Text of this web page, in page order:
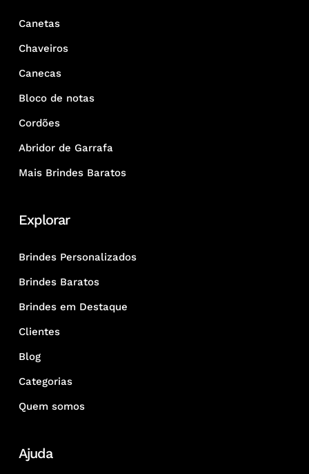
Canetas
Chaveiros
Canecas
Bloco de notas
Cordões
Abridor de Garrafa
Mais Brindes Baratos
Explorar
Brindes Personalizados
Brindes Baratos
Brindes em Destaque
Clientes
Blog
Categorias
Quem somos
Ajuda